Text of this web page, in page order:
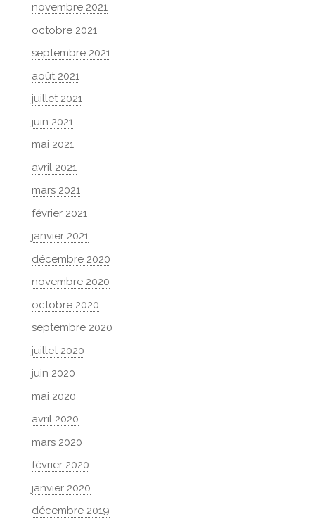
novembre 2021
octobre 2021
septembre 2021
août 2021
juillet 2021
juin 2021
mai 2021
avril 2021
mars 2021
février 2021
janvier 2021
décembre 2020
novembre 2020
octobre 2020
septembre 2020
juillet 2020
juin 2020
mai 2020
avril 2020
mars 2020
février 2020
janvier 2020
décembre 2019